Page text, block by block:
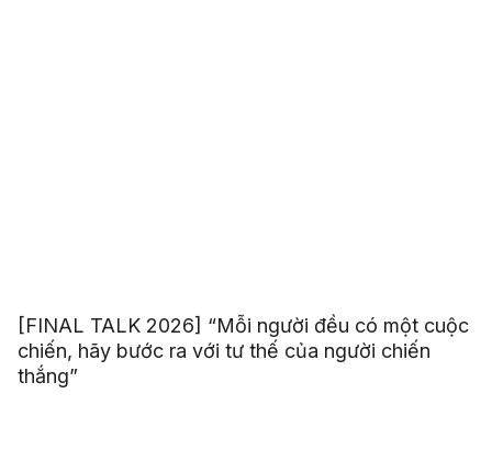
[FINAL TALK 2026] “Mỗi người đều có một cuộc
chiến, hãy bước ra với tư thế của người chiến
thắng”